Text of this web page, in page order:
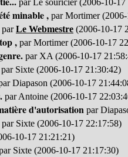
par Le souricier (2006-10-
minable , par Mortimer
parLe Webmestre (2006-10-17
, par Mortimer (2006-10-17
par XA (2006-10-17
par Sixte (2006-10-17 21:30:42)
Diapason (2006-10-17
par Antoine (2006-10-17
d'autorisation par
par Sixte (2006-10-17 22:17:58)
10-17 21:21:21)
Sixte (2006-10-17 21:17:30)